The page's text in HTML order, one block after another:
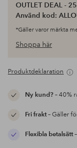
OUTLET DEAL -
Använd kod:
*Gäller varor märkta
Shoppa här
Produktdeklaration
Ny kund?– 40%
Fri frakt– Gäller
Flexibla betalsätt